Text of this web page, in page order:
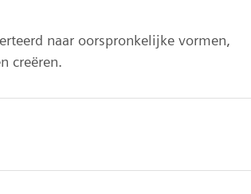
naar oorspronkelijke vormen,
creëren.